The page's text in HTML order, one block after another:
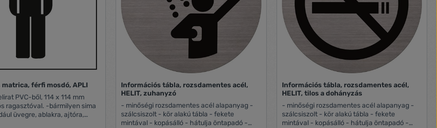
férfi mosdó, APLI
PVC-ből, 114 x 114 mm
-bármilyen sima
üvegre, ablakra, ajtóra,
Információs tábla, rozsdamentes acél,
HELIT, zuhanyzó
- minőségi rozsdamentes acél alapanyag -
szálcsiszolt - kör alakú tábla - fekete
mintával - kopásálló - hátulja öntapadó -
Információs tábla, rozsdamentes acél,
HELIT, tilos a dohányzás
- minőségi rozsdamentes acél alapanyag -
szálcsiszolt - kör alakú tábla - fekete
mintával - kopásálló - hátulja öntapadó -